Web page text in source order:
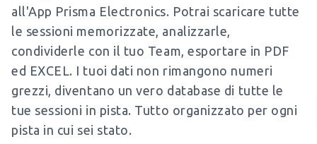
all'App Prisma Electronics. Potrai scaricare tutte
le sessioni memorizzate, analizzarle,
condividerle con il tuo Team, esportare in PDF
ed EXCEL. I tuoi dati non rimangono numeri
grezzi, diventano un vero database di tutte le
tue sessioni in pista. Tutto organizzato per ogni
pista in cui sei stato.